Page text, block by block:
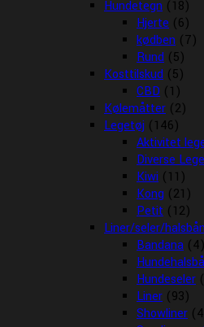
Hundetegn (18)
Hjerte (6)
kødben (7)
Rund (5)
Kosttilskud (5)
CBD (1)
Kølemåtter (2)
Legetøj (146)
Aktivitet
Diverse
Kiwi (11)
Kong (21)
Petit (12)
Liner/seler/
Bandana (4)
Hundeseler
Liner (93)
Showliner